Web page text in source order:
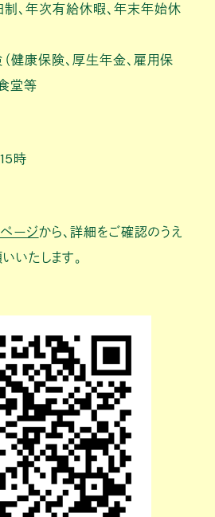
制、年次有給休暇、年末年始休
健康保険、厚生年金、雇用保
堂等
時
ージから、詳細をご確認のうえ
いたします。